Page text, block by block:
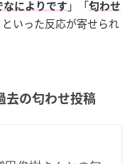
なによりです 」「匂わせ
といった反応が寄せられ
去の匂わせ投稿